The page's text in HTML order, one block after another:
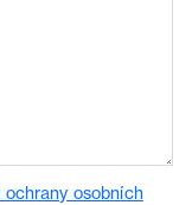
ochrany osobních